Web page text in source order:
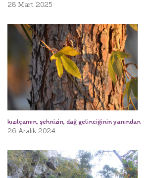
28 Mart 2025
kızılçamın, şehnizin, dağ gelinciğinin yanından
26 Aralık 2024